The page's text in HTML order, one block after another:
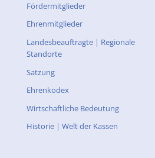
Fördermitglieder
Ehrenmitglieder
Landesbeauftragte | Regionale
Standorte
Satzung
Ehrenkodex
Wirtschaftliche Bedeutung
Historie | Welt der Kassen